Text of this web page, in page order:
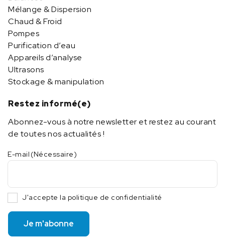
Mélange & Dispersion
Chaud & Froid
Pompes
Purification d’eau
Appareils d’analyse
Ultrasons
Stockage & manipulation
Restez informé(e)
Abonnez-vous à notre newsletter et restez au courant
de toutes nos actualités !
E-mail (Nécessaire)
J'accepte la politique de confidentialité
Je m'abonne